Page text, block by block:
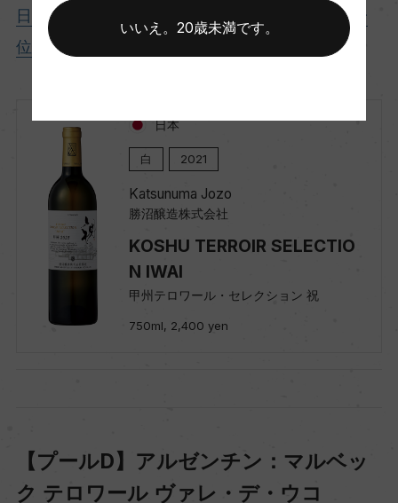
日本ワインで使用される白ブドウ品種堂々の第一
位です！
日本
白 2021
Katsunuma Jozo
勝沼醸造株式会社
KOSHU TERROIR SELECTIO
N IWAI
甲州テロワール・セレクション 祝
750ml, 2,400 yen
【プールD】アルゼンチン：マルベッ
ク テロワール ヴァレ・デ・ウコ
いいえ。20歳未満です。